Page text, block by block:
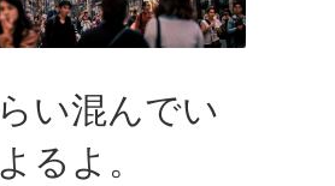
い混んでい
るよ。